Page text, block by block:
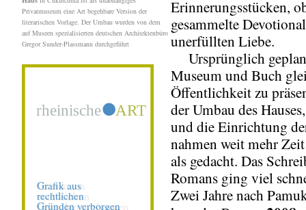
Privatmuseum eine Art begehbare Version der
literarischen Vorlage. Der Umbau wurden von dem
auf Museen spezialisierten deutschen Architektenbüro
Gregor Sunder-Plassmann durchgeführt
Erinnerungsstücken,
gesammelte
unerfüllten Liebe.
Ursprünglich
Museum und Buch
Öffentlichkeit zu
der Umbau des
und die Einrichtung
nahmen weit mehr
als gedacht. Das
Romans ging viel
Zwei Jahre nach